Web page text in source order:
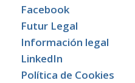
Facebook
Futur Legal
Información legal
LinkedIn
Política de Cookies